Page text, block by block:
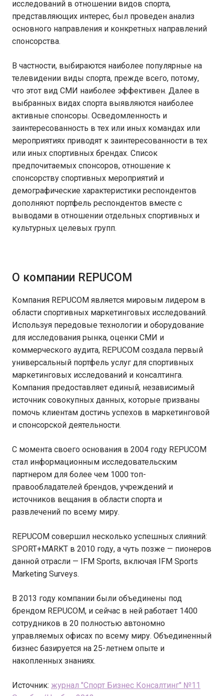
исследований в отношении видов спорта,
представляющих интерес, был проведен анализ
основного направления и конкретных направлений
спонсорства.
В частности, выбираются наиболее популярные на
телевидении виды спорта, прежде всего, потому,
что этот вид СМИ наиболее эффективен. Далее в
выбранных видах спорта выявляются наиболее
активные спонсоры. Осведомленность и
заинтересованность в тех или иных командах или
мероприятиях приводят к заинтересованности в тех
или иных спортивных брендах. Список
предпочитаемых спонсоров, отношение к
спонсорству спортивных мероприятий и
демографические характеристики респондентов
дополняют портфель респондентов вместе с
выводами в отношении отдельных спортивных и
культурных целевых групп.
О компании REPUCOM
Компания REPUCOM является мировым лидером в
области спортивных маркетинговых исследований.
Используя передовые технологии и оборудование
для исследования рынка, оценки СМИ и
коммерческого аудита, REPUCOM создала первый
универсальный портфель услуг для спортивных
маркетинговых исследований и консалтинга.
Компания предоставляет единый, независимый
источник совокупных данных, которые призваны
помочь клиентам достичь успехов в маркетинговой
и спонсорской деятельности.
С момента своего основания в 2004 году REPUCOM
стал информационным исследовательским
партнером для более чем 1000 топ-
правообладателей брендов, учреждений и
источников вещания в области спорта и
развлечений по всему миру.
REPUCOM совершил несколько успешных слияний:
SPORT+MARKT в 2010 году, а чуть позже — пионеров
данной отрасли — IFM Sports, включая IFM Sports
Marketing Surveys.
В 2013 году компании были объединены под
брендом REPUCOM, и сейчас в ней работает 1400
сотрудников в 20 полностью автономно
управляемых офисах по всему миру. Объединенный
бизнес базируется на 25-летнем опыте и
накопленных знаниях.
Источник: журнал "Спорт Бизнес Консалтинг" №11